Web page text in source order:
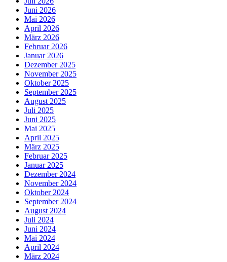
Juni 2026
Mai 2026
April 2026
März 2026
Februar 2026
Januar 2026
Dezember 2025
November 2025
Oktober 2025
September 2025
August 2025
Juli 2025
Juni 2025
Mai 2025
April 2025
März 2025
Februar 2025
Januar 2025
Dezember 2024
November 2024
Oktober 2024
September 2024
August 2024
Juli 2024
Juni 2024
Mai 2024
April 2024
März 2024